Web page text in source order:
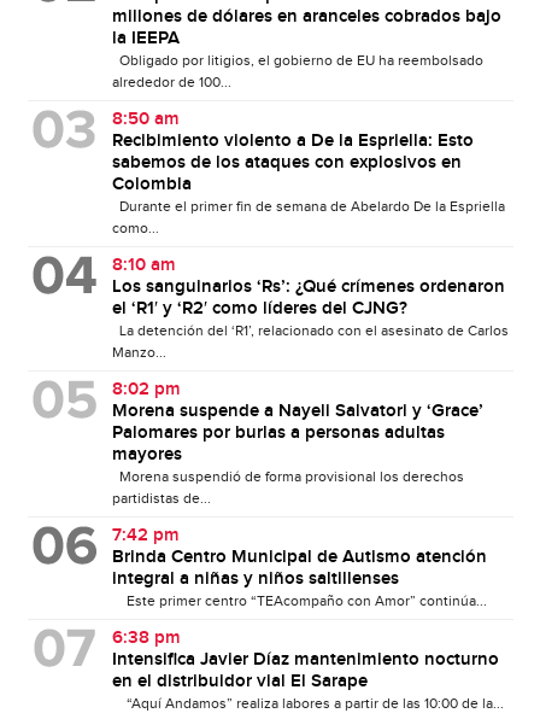
millones de dólares en aranceles cobrados bajo
la IEEPA
Obligado por litigios, el gobierno de EU ha reembolsado
alrededor de 100...
8:50 am
Recibimiento violento a De la Espriella: Esto
sabemos de los ataques con explosivos en
Colombia
Durante el primer fin de semana de Abelardo De la Espriella
como...
8:10 am
Los sanguinarios ‘Rs’: ¿Qué crímenes ordenaron
el ‘R1′ y ‘R2′ como líderes del CJNG?
La detención del ‘R1’, relacionado con el asesinato de Carlos
Manzo...
8:02 pm
Morena suspende a Nayeli Salvatori y ‘Grace’
Palomares por burlas a personas adultas
mayores
Morena suspendió de forma provisional los derechos
partidistas de...
7:42 pm
Brinda Centro Municipal de Autismo atención
integral a niñas y niños saltillenses
Este primer centro “TEAcompaño con Amor” continúa...
6:38 pm
Intensifica Javier Díaz mantenimiento nocturno
en el distribuidor vial El Sarape
“Aquí Andamos” realiza labores a partir de las 10:00 de la...